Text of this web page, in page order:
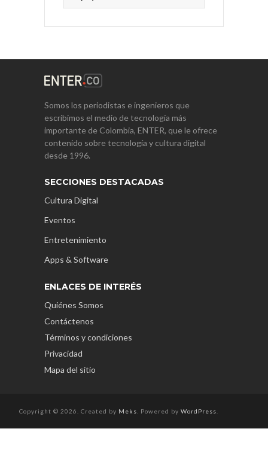
Somos los periodistas e ingenieros que
escribimos el medio de tecnología más
importante de Colombia, ENTER, que le ofrece
contenido sobre tecnología y cultura digital
desde 1996.
SECCIONES DESTACADAS
Cultura Digital
Eventos
Entretenimiento
Apps & Software
ENLACES DE INTERÉS
Quiénes Somos
Contáctenos
Términos y condiciones
Privacidad
Mapa del sitio
Copyright © 2026. Created by Meks . Powered by WordPress